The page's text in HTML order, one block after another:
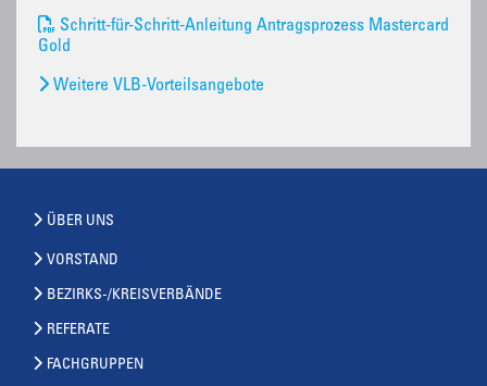
Schritt-für-Schritt-Anleitung Antragsprozess Mastercard
Gold
Weitere VLB-Vorteilsangebote
ÜBER UNS
VORSTAND
BEZIRKS-/KREISVERBÄNDE
REFERATE
FACHGRUPPEN